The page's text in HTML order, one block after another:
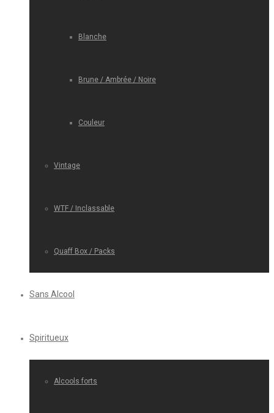
Blanche
Brune / Ambrée / Noire
Couleur
Vintage
WTF / Inclassable
Quaff Box / Packs
Sans Alcool
Spiritueux
Alcools forts